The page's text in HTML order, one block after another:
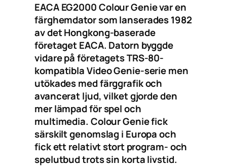
EACA EG2000 Colour Genie var en
färghemdator som lanserades 1982
av det Hongkong-baserade
företaget EACA. Datorn byggde
vidare på företagets TRS-80-
kompatibla Video Genie-serie men
utökades med färggrafik och
avancerat ljud, vilket gjorde den
mer lämpad för spel och
multimedia. Colour Genie fick
särskilt genomslag i Europa och
fick ett relativt stort program- och
spelutbud trots sin korta livstid.